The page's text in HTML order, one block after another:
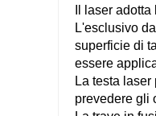
Il laser
L'esclusivo
superficie di
essere
La testa
prevedere gli